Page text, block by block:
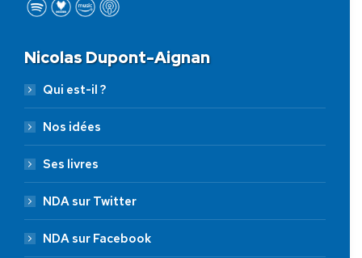
Nicolas Dupont-Aignan
Qui est-il ?
Nos idées
Ses livres
NDA sur Twitter
NDA sur Facebook